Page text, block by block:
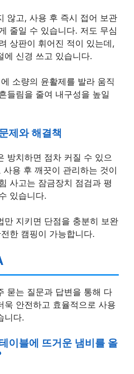
않고, 사용 후 즉시 접어 보관
줄일 수 있습니다. 저도 무심
상판이 휘어진 적이 있는데,
에 신경 쓰고 있습니다.
소량의 윤활제를 발라 움직
들림을 줄여 내구성을 높일
제와 해결책
방치하면 점차 커질 수 있으
용 후 깨끗이 관리하는 것이
사고는 잠금장치 점검과 평
있습니다.
만 지키면 단점을 충분히 보완
한 캠핑이 가능합니다.
묻는 질문과 답변을 통해 다
욱 안전하고 효율적으로 사용
니다.
이블에 뜨거운 냄비를 올